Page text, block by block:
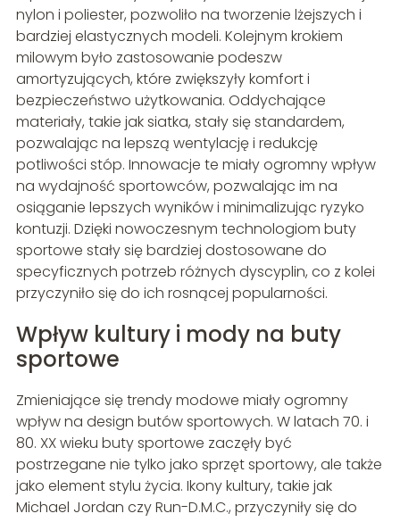
nylon i poliester, pozwoliło na tworzenie lżejszych i
bardziej elastycznych modeli. Kolejnym krokiem
milowym było zastosowanie podeszw
amortyzujących, które zwiększyły komfort i
bezpieczeństwo użytkowania. Oddychające
materiały, takie jak siatka, stały się standardem,
pozwalając na lepszą wentylację i redukcję
potliwości stóp. Innowacje te miały ogromny wpływ
na wydajność sportowców, pozwalając im na
osiąganie lepszych wyników i minimalizując ryzyko
kontuzji. Dzięki nowoczesnym technologiom buty
sportowe stały się bardziej dostosowane do
specyficznych potrzeb różnych dyscyplin, co z kolei
przyczyniło się do ich rosnącej popularności.
Wpływ kultury i mody na buty
sportowe
Zmieniające się trendy modowe miały ogromny
wpływ na design butów sportowych. W latach 70. i
80. XX wieku buty sportowe zaczęły być
postrzegane nie tylko jako sprzęt sportowy, ale także
jako element stylu życia. Ikony kultury, takie jak
Michael Jordan czy Run-D.M.C., przyczyniły się do